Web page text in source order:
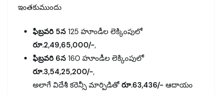
ఇంతకుముందు
ఫిబ్రవరి 5న 125 హూండీల లెక్కింపులో
రూ.2,49,65,000/-,
ఫిబ్రవరి 6న 160 హూండీల లెక్కింపులో
రూ.3,54,25,200/-,
అలాగే విదేశీ కరెన్సీ మార్పిడితోరూ.63,436/- ఆదాయం